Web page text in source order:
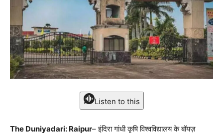
Listen to this
The Duniyadari: Raipur– इंदिरा गांधी कृषि विश्वविद्यालय के बॉयज़